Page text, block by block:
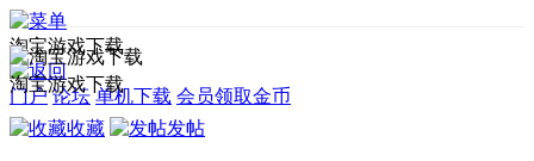
淘宝游戏下载
门户 论坛 单机下载 会员领取金币
淘宝游戏下载
收藏 发帖